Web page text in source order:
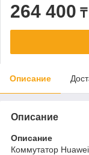
264 400 ₸
Описание
Описание
Описание
Коммутатор